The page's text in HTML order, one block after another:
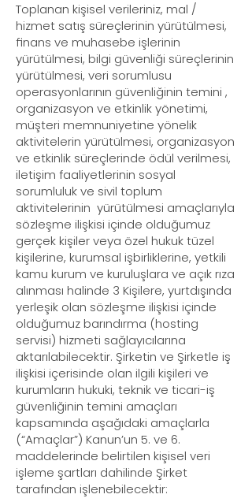
Toplanan kişisel verileriniz, mal /
hizmet satış süreçlerinin yürütülmesi,
finans ve muhasebe işlerinin
yürütülmesi, bilgi güvenliği süreçlerinin
yürütülmesi, veri sorumlusu
operasyonlarının güvenliğinin temini ,
organizasyon ve etkinlik yönetimi,
müşteri memnuniyetine yönelik
aktivitelerin yürütülmesi, organizasyon
ve etkinlik süreçlerinde ödül verilmesi,
iletişim faaliyetlerinin sosyal
sorumluluk ve sivil toplum
aktivitelerinin yürütülmesi amaçlarıyla
sözleşme ilişkisi içinde olduğumuz
gerçek kişiler veya özel hukuk tüzel
kişilerine, kurumsal işbirliklerine, yetkili
kamu kurum ve kuruluşlara ve açık rıza
alınması halinde 3 Kişilere, yurtdışında
yerleşik olan sözleşme ilişkisi içinde
olduğumuz barındırma (hosting
servisi) hizmeti sağlayıcılarına
aktarılabilecektir. Şirketin ve Şirketle iş
ilişkisi içerisinde olan ilgili kişileri ve
kurumların hukuki, teknik ve ticari-iş
güvenliğinin temini amaçları
kapsamında aşağıdaki amaçlarla
(“Amaçlar”) Kanun’un 5. ve 6.
maddelerinde belirtilen kişisel veri
işleme şartları dahilinde Şirket
tarafından işlenebilecektir: